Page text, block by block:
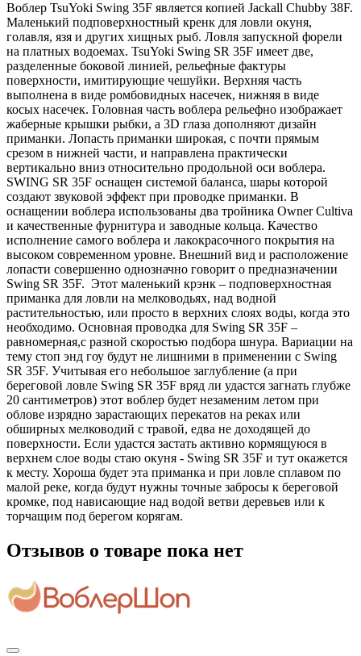
Воблер TsuYoki Swing 35F является копией Jackall Chubby 38F.
Маленький подповерхностный кренк для ловли окуня,
голавля, язя и других хищных рыб. Ловля запускной форели
на платных водоемах. TsuYoki Swing SR 35F имеет две,
разделенные боковой линией, рельефные фактуры
поверхности, имитирующие чешуйки. Верхняя часть
выполнена в виде ромбовидных насечек, нижняя в виде
косых насечек. Головная часть воблера рельефно изображает
жаберные крышки рыбки, а 3D глаза дополняют дизайн
приманки. Лопасть приманки широкая, с почти прямым
срезом в нижней части, и направлена практически
вертикально вниз относительно продольной оси воблера.
SWING SR 35F оснащен системой баланса, шары которой
создают звуковой эффект при проводке приманки. В
оснащении воблера использованы два тройника Owner Cultiva
и качественные фурнитура и заводные кольца. Качество
исполнение самого воблера и лакокрасочного покрытия на
высоком современном уровне. Внешний вид и расположение
лопасти совершенно однозначно говорит о предназначении
Swing SR 35F. Этот маленький крэнк – подповерхностная
приманка для ловли на мелководьях, над водной
растительностью, или просто в верхних слоях воды, когда это
необходимо. Основная проводка для Swing SR 35F –
равномерная,с разной скоростью подбора шнура. Вариации на
тему стоп энд гоу будут не лишними в применении с Swing
SR 35F. Учитывая его небольшое заглубление (а при
береговой ловле Swing SR 35F вряд ли удастся загнать глубже
20 сантиметров) этот воблер будет незаменим летом при
облове изрядно зарастающих перекатов на реках или
обширных мелководий с травой, едва не доходящей до
поверхности. Если удастся застать активно кормящуюся в
верхнем слое воды стаю окуня - Swing SR 35F и тут окажется
к месту. Хороша будет эта приманка и при ловле сплавом по
малой реке, когда будут нужны точные забросы к береговой
кромке, под нависающие над водой ветви деревьев или к
торчащим под берегом корягам.
Отзывов о товаре пока нет